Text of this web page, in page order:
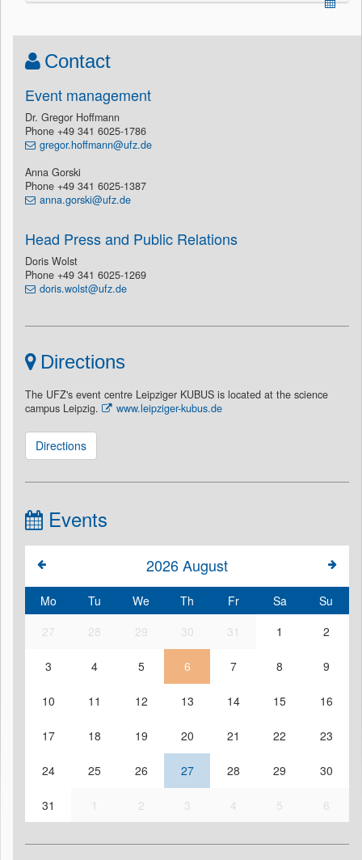
Contact
Event management
Dr. Gregor Hoffmann
Phone +49 341 6025-1786
gregor.hoffmann@ufz.de
Anna Gorski
Phone +49 341 6025-1387
anna.gorski@ufz.de
Head Press and Public Relations
Doris Wolst
Phone +49 341 6025-1269
doris.wolst@ufz.de
Directions
The UFZ's event centre Leipziger KUBUS is located at the science
campus Leipzig.
www.leipziger-kubus.de
Directions
Events
2026August
Mo Tu We Th Fr Sa
Su
27
28 29 30 31 1 2
3 4 5 6 7 8 9
10 11 12 13 14 15 16
17 18 19 20 21 22 23
24 25 26 27 28 29 30
31 1 2 3 4 5 6